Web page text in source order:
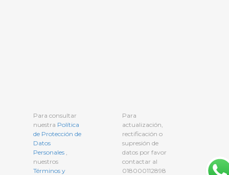
Para consultar
nuestra Política
de Protección de
Datos
Personales
nuestros
Términos y
Para
actualización,
rectificación o
supresión de
datos por favor
contactar al
018000112898